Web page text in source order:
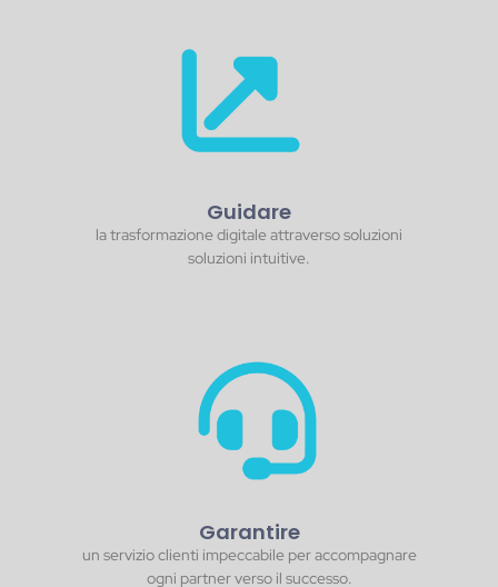
Guidare
la trasformazione digitale attraverso soluzioni
soluzioni intuitive.
Garantire
un servizio clienti impeccabile per accompagnare
ogni partner verso il successo.